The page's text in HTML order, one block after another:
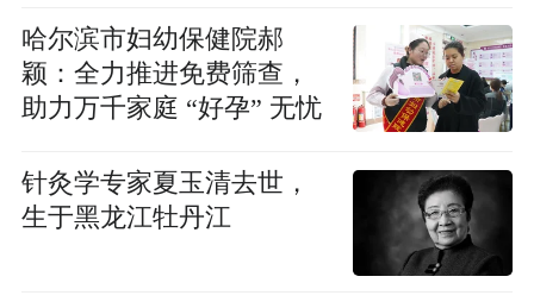
哈尔滨市妇幼保健院郝
颖：全力推进免费筛查，
助力万千家庭 “好孕” 无忧
针灸学专家夏玉清去世，
生于黑龙江牡丹江